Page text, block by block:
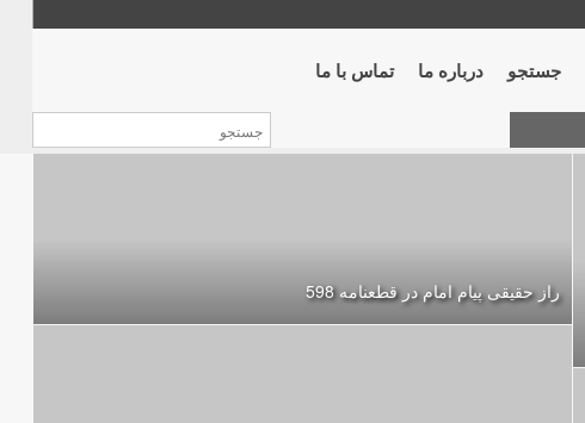
جستجو درباره ما تماس با ما
راز حقیقی پیام امام در قطعنامه 598